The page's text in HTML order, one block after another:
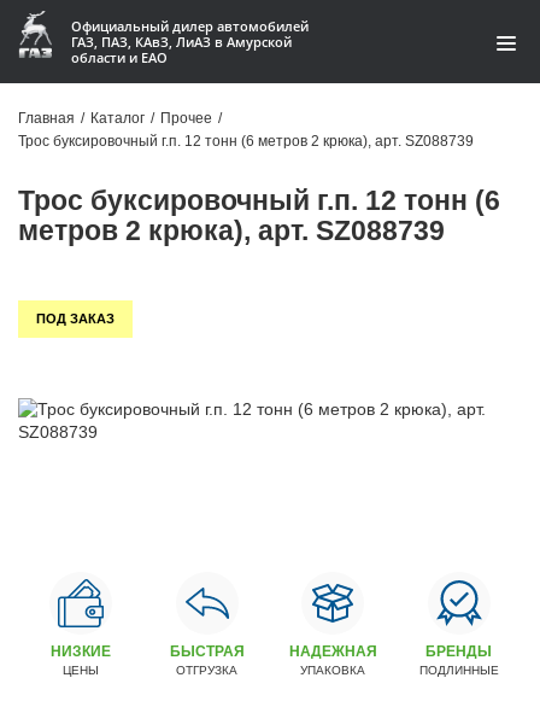
Официальный дилер автомобилей
ГАЗ, ПАЗ, КАвЗ, ЛиАЗ в Амурской
области и ЕАО
О компании
Доставка
Статьи
+7 (4162) 22-95-09
+7 (4162) 22-95-79
Главная / Каталог / Прочее /
Трос буксировочный г.п. 12 тонн (6 метров 2 крюка), арт. SZ088739
Трос буксировочный г.п. 12 тонн (6
метров 2 крюка), арт. SZ088739
ПОД ЗАКАЗ
НИЗКИЕ
ЦЕНЫ
БЫСТРАЯ
ОТГРУЗКА
НАДЕЖНАЯ
УПАКОВКА
БРЕНДЫ
ПОДЛИННЫЕ